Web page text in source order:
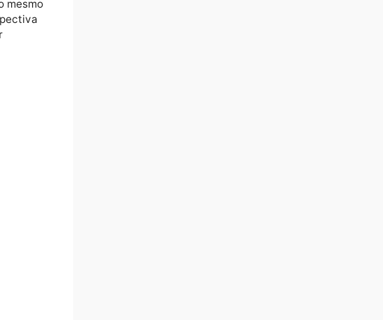
feira (21)
se manifestar
ao tomar
profissional, na
Ao mesmo
da respectiva
ser